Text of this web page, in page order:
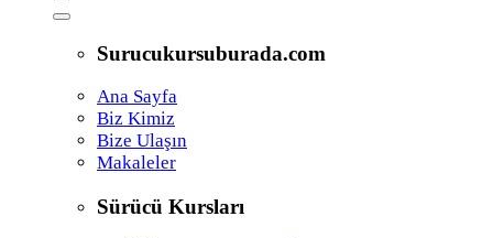
Surucukursuburada.com
Ana Sayfa
Biz Kimiz
Bize Ulaşın
Makaleler
Sürücü Kursları